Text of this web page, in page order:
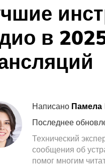
PowerUninstall
Video Converter
Screen Recorder
в
Написано Памела
Последнее
Технический
сообщения об
помог многим